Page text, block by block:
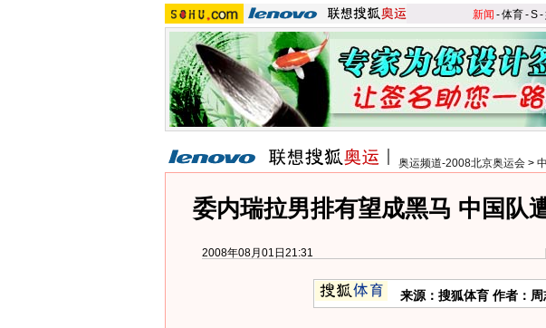
新闻 -体育-S-
奥运频道-2008北京奥运会 >
委内瑞拉男排有望成黑马 中国队
2008年08月01日21:31
来源：搜狐体育 作者：周